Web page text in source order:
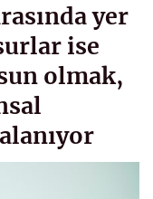
yer
ise
olmak,